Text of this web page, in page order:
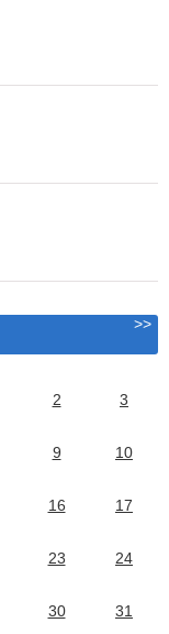
>>
2 3
9 10
16 17
23 24
30 31